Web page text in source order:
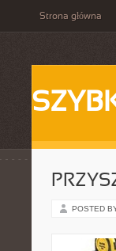
Strona główna
POSTED